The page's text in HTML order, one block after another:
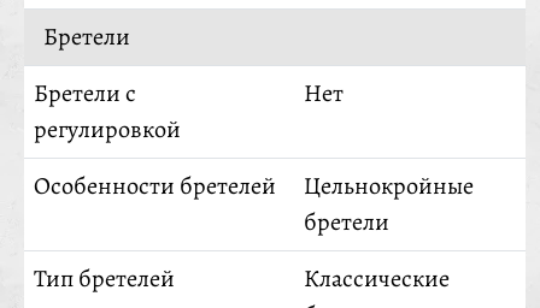
Бретели
Бретели с
регулировкой
Нет
Особенности бретелей
Цельнокройные
бретели
Тип бретелей
Классические